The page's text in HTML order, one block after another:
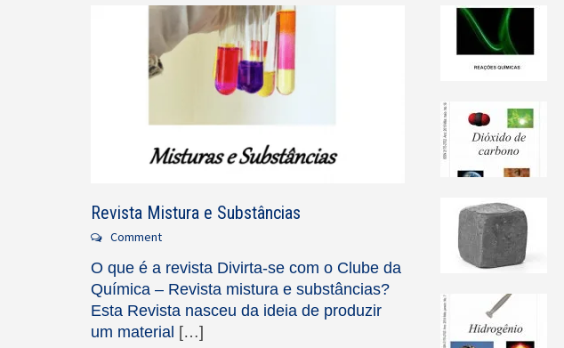
Revista Mistura e Substâncias
Comment
O que é a revista Divirta-se com o Clube da
Química – Revista mistura e substâncias?
Esta Revista nasceu da ideia de produzir
um material […]